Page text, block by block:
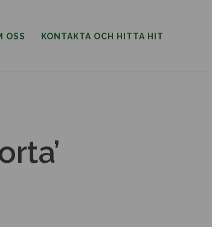
OSS KONTAKTA OCH HITTA HIT